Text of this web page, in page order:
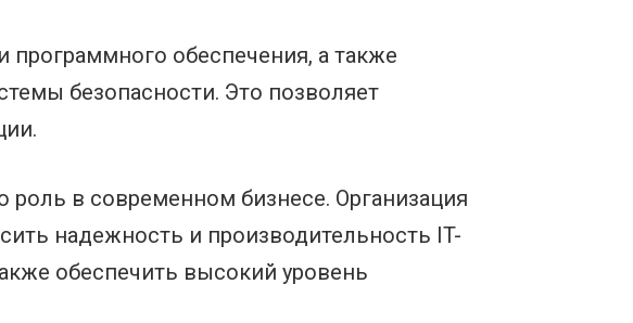
программного обеспечения, а также
безопасности. Это позволяет
в современном бизнесе. Организация
надежность и производительность IT-
обеспечить высокий уровень